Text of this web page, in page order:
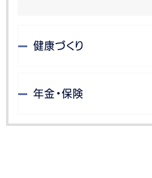
健康づくり
年金・保険